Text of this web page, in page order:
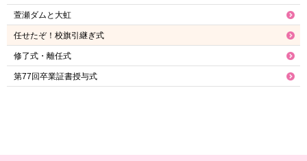
萱瀬ダムと大虹
任せたぞ！校旗引継ぎ式
修了式・離任式
第77回卒業証書授与式